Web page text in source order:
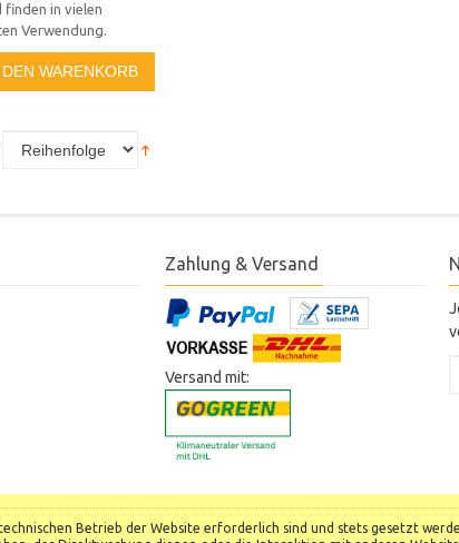
finden in vielen
Verwendung.
WARENKORB
Zahlung & Versand
Versand mit:
Betrieb der Website erforderlich sind und stets gesetzt